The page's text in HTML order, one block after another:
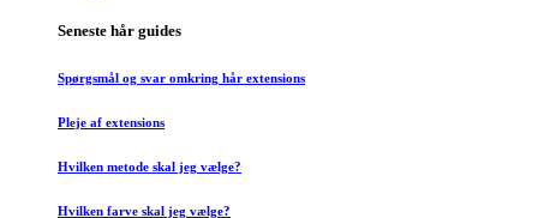
Seneste hår guides
Spørgsmål og svar omkring hår extensions
Pleje af extensions
Hvilken metode skal jeg vælge?
Hvilken farve skal jeg vælge?